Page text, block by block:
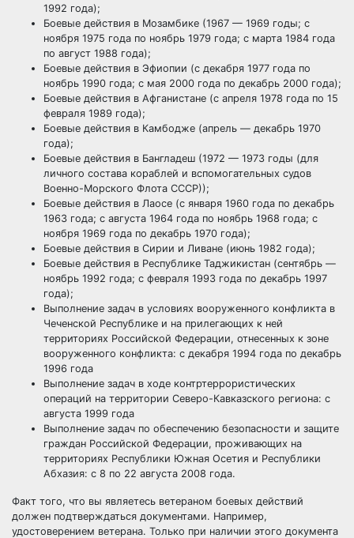
1992 года);
Боевые действия в Мозамбике (1967 — 1969 годы; с
ноября 1975 года по ноябрь 1979 года; с марта 1984 года
по август 1988 года);
Боевые действия в Эфиопии (с декабря 1977 года по
ноябрь 1990 года; с мая 2000 года по декабрь 2000 года);
Боевые действия в Афганистане (с апреля 1978 года по 15
февраля 1989 года);
Боевые действия в Камбодже (апрель — декабрь 1970
года);
Боевые действия в Бангладеш (1972 — 1973 годы (для
личного состава кораблей и вспомогательных судов
Военно-Морского Флота СССР));
Боевые действия в Лаосе (с января 1960 года по декабрь
1963 года; с августа 1964 года по ноябрь 1968 года; с
ноября 1969 года по декабрь 1970 года);
Боевые действия в Сирии и Ливане (июнь 1982 года);
Боевые действия в Республике Таджикистан (сентябрь —
ноябрь 1992 года; с февраля 1993 года по декабрь 1997
года);
Выполнение задач в условиях вооруженного конфликта в
Чеченской Республике и на прилегающих к ней
территориях Российской Федерации, отнесенных к зоне
вооруженного конфликта: с декабря 1994 года по декабрь
1996 года
Выполнение задач в ходе контртеррористических
операций на территории Северо-Кавказского региона: с
августа 1999 года
Выполнение задач по обеспечению безопасности и защите
граждан Российской Федерации, проживающих на
территориях Республики Южная Осетия и Республики
Абхазия: с 8 по 22 августа 2008 года.
Факт того, что вы являетесь ветераном боевых действий
должен подтверждаться документами. Например,
удостоверением ветерана. Только при наличии этого документа